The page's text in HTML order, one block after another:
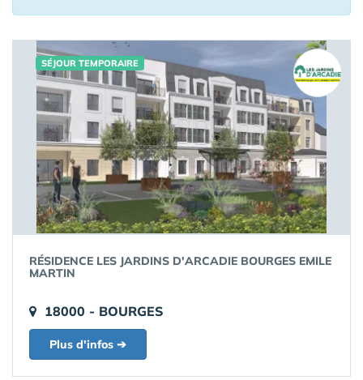
SÉJOUR TEMPORAIRE
RÉSIDENCE LES JARDINS D'ARCADIE BOURGES EMILE
MARTIN
18000 - BOURGES
Plus d'infos ➔